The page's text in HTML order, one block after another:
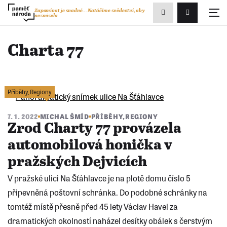
Přihlášení/
Zapomínat je snadné...Natáčíme svědectví, aby
nezmizela
Zobrazit
vyhledávání
Charta 77
Příběhy,Regiony
7. 1. 2022 MICHAL ŠMÍD PŘÍBĚHY,REGIONY
Zrod Charty 77 provázela
automobilová honička v
pražských Dejvicích
V pražské ulici Na Šťáhlavce je na plotě domu číslo 5
připevněná poštovní schránka. Do podobné schránky na
tomtéž místě přesně před 45 lety Václav Havel za
dramatických okolností naházel desítky obálek s čerstvým